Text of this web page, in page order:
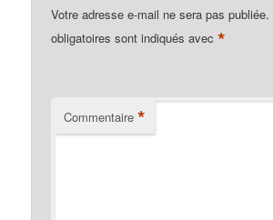
Votre adresse e-mail ne sera pas publiée.
obligatoires sont indiqués avec*
Commentaire *